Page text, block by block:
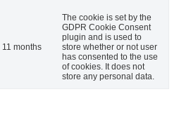
11 months
The cookie is set by the
GDPR Cookie Consent
plugin and is used to
store whether or not user
has consented to the use
of cookies. It does not
store any personal data.